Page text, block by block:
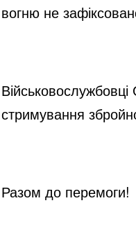
вогню не
стримування
Разом до перемоги!